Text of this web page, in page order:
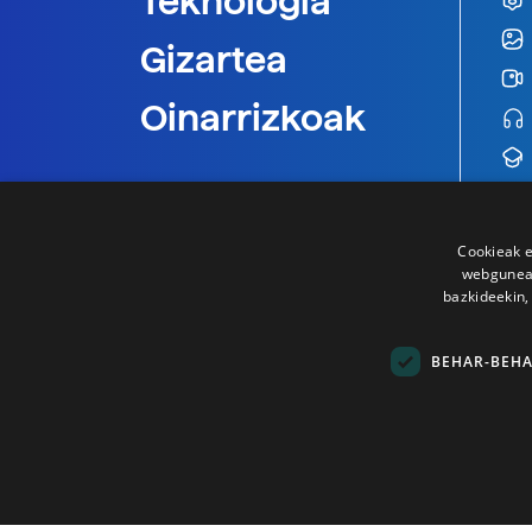
Gizartea
Oinarrizkoak
Cookieak
BEHAR-